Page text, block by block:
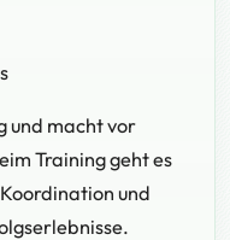
und macht vor
Training geht es
und